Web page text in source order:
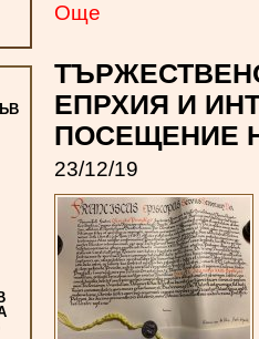
Oще
ЕПРХИЯ И
ПОСЕЩЕНИЕ
23/12/19